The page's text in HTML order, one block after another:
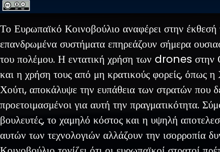
Το Ευρωπαϊκό Κοινοβούλιο αναφέρει στην έκθεσή
επανδρωμένα συστήματα επηρεάζουν σήμερα
του πολέμου. Η εντατική χρήση των drones στην
και η χρήση τους από μη κρατικούς φορείς, όπως
Χούτι, αποκάλυψε την ευπάθεια των στρατών που
προετοιμασμένοι για αυτή την πραγματικότητα.
βουλευτές, το χαμηλό κόστος και η υψηλή
αυτών των τεχνολογιών αλλάζουν την ισορροπία